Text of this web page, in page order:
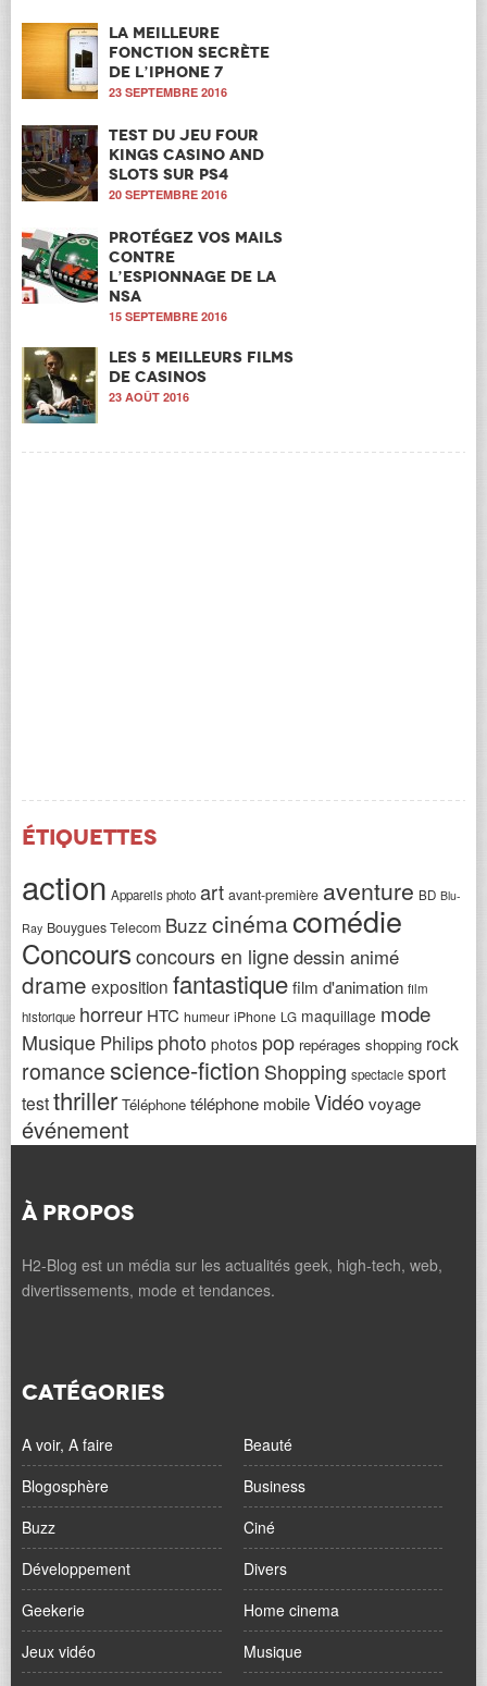
La meilleure
fonction secrète
de l’iPhone 7
23 SEPTEMBRE 2016
Test du jeu Four
Kings Casino and
Slots sur PS4
20 SEPTEMBRE 2016
Protégez vos mails
contre
l’espionnage de la
NSA
15 SEPTEMBRE 2016
Les 5 meilleurs films
de casinos
23 AOÛT 2016
Étiquettes
action Appareils photo art avant-première aventure BD Blu-
Ray Bouygues Telecom Buzz cinémacomédie
Concoursconcours en lignedessin animé
drame exposition fantastiquefilm d'animation film
historique horreur HTC humeur iPhone LG maquillage mode
Musique Philips photo photos pop repérages shopping rock
romancescience-fiction Shopping spectacle sport
testthriller Téléphone téléphone mobileVidéovoyage
événement
À PROPOS
H2-Blog est un média sur les actualités geek, high-tech, web,
divertissements, mode et tendances.
CATÉGORIES
A voir, A faire
Beauté
Blogosphère
Business
Buzz
Ciné
Développement
Divers
Geekerie
Home cinema
Jeux vidéo
Musique